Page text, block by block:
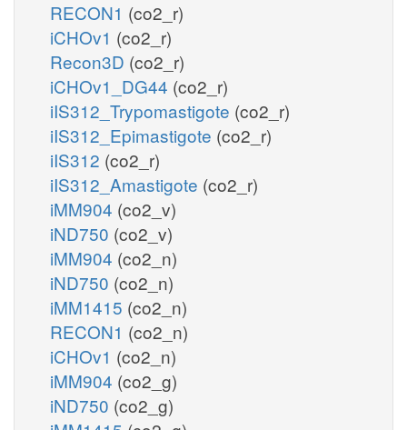
RECON1 (co2_r)
iCHOv1 (co2_r)
Recon3D (co2_r)
iCHOv1_DG44 (co2_r)
iIS312_Trypomastigote (co2_r)
iIS312_Epimastigote (co2_r)
iIS312 (co2_r)
iIS312_Amastigote (co2_r)
iMM904 (co2_v)
iND750 (co2_v)
iMM904 (co2_n)
iND750 (co2_n)
iMM1415 (co2_n)
RECON1 (co2_n)
iCHOv1 (co2_n)
iMM904 (co2_g)
iND750 (co2_g)